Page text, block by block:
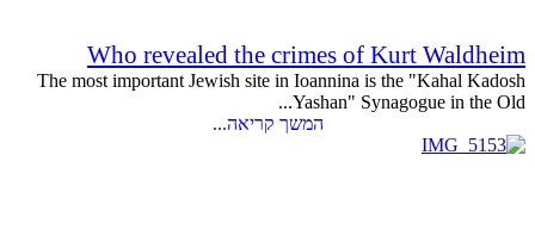
Who revealed the crimes of Kurt Waldheim
The most important Jewish site in Ioannina is the "Kahal Kadosh
Yashan" Synagogue in the Old...
המשך קריאה...